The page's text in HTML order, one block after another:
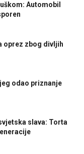
Automobil
oprez zbog divljih
odao priznanje
slava: Torta